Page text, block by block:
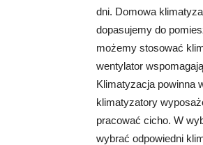
dni. Domowa
dopasujemy do
możemy stosować
wentylator
Klimatyzacja powinna
klimatyzatory
pracować cicho. W
wybrać odpowiedni